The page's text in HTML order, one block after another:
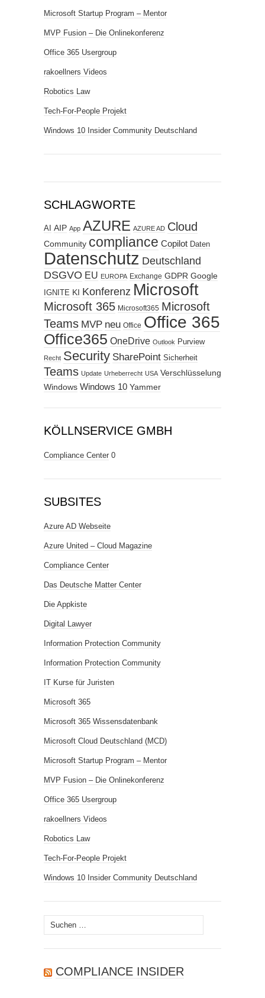
Microsoft Startup Program – Mentor
MVP Fusion – Die Onlinekonferenz
Office 365 Usergroup
rakoellners Videos
Robotics Law
Tech-For-People Projekt
Windows 10 Insider Community Deutschland
SCHLAGWORTE
AI AIP App AZURE AZURE AD Cloud
Community compliance Copilot Daten
Datenschutz Deutschland
DSGVO EU EUROPA Exchange GDPR Google
IGNITE KI Konferenz Microsoft
Microsoft 365 Microsoft365 Microsoft
Teams MVP neu Office Office 365
Office365 OneDrive Outlook Purview
Recht Security SharePoint Sicherheit
Teams Update Urheberrecht USA Verschlüsselung
Windows Windows 10 Yammer
KÖLLNSERVICE GMBH
Compliance Center 0
SUBSITES
Azure AD Webseite
Azure United – Cloud Magazine
Compliance Center
Das Deutsche Matter Center
Die Appkiste
Digital Lawyer
Information Protection Community
Information Protection Community
IT Kurse für Juristen
Microsoft 365
Microsoft 365 Wissensdatenbank
Microsoft Cloud Deutschland (MCD)
Microsoft Startup Program – Mentor
MVP Fusion – Die Onlinekonferenz
Office 365 Usergroup
rakoellners Videos
Robotics Law
Tech-For-People Projekt
Windows 10 Insider Community Deutschland
Suchen
nach:
COMPLIANCE INSIDER